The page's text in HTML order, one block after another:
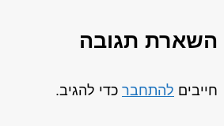
השארת תגובה
חייבים להתחבר כדי להגיב.